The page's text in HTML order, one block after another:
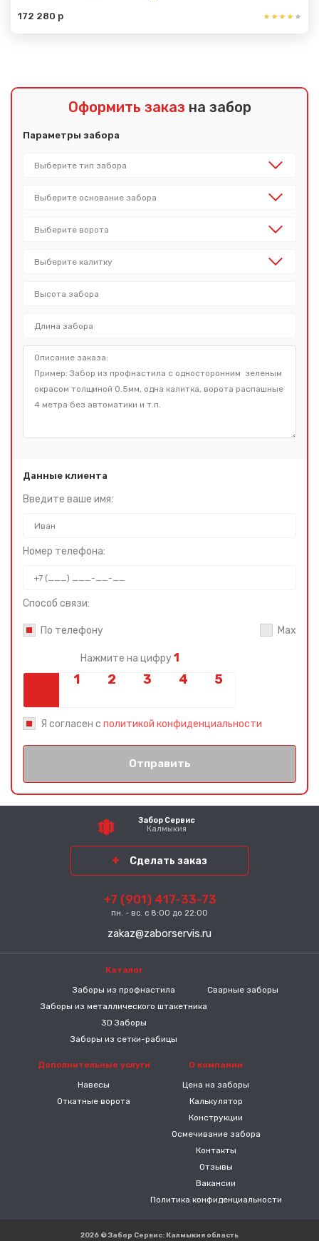
172 280 р
Оформить заказ на забор
Параметры забора
Данные клиента
Введите ваше имя:
Номер телефона:
Способ связи:
По телефону Max
Нажмите на цифру 1
Я согласен с политикой конфиденциальности
Отправить
Забор Сервис
Калмыкия
Сделать заказ
+7 (901) 417-33-73
пн. - вс. с 8:00 до 22:00
zakaz@zaborservis.ru
Каталог
Заборы из профнастила
Заборы из металлического штакетника
3D Заборы
Заборы из сетки-рабицы
Сварные заборы
Дополнительные услуги
Навесы
Откатные ворота
О компании
Цена на заборы
Калькулятор
Конструкции
Осмечивание забора
Контакты
Отзывы
Вакансии
Политика конфиденциальности
2026 © Забор Сервис: Калмыкия область